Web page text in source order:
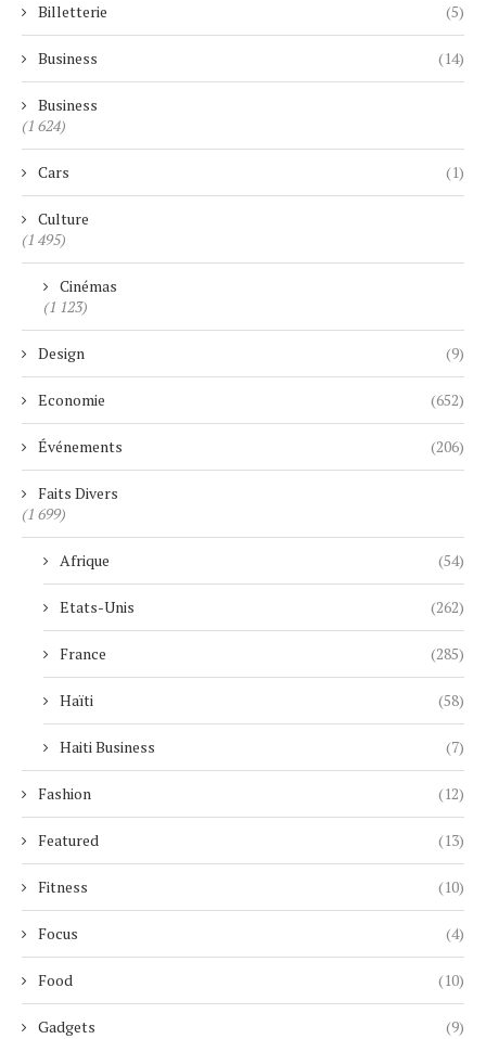
Billetterie (5)
Business (14)
Business
(1 624)
Cars (1)
Culture
(1 495)
Cinémas
(1 123)
Design (9)
Economie (652)
Événements (206)
Faits Divers
(1 699)
Afrique (54)
Etats-Unis (262)
France (285)
Haïti (58)
Haiti Business (7)
Fashion (12)
Featured (13)
Fitness (10)
Focus (4)
Food (10)
Gadgets (9)